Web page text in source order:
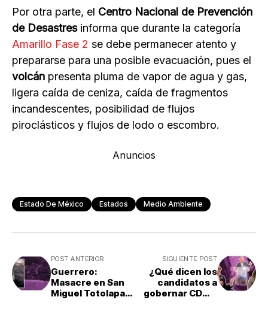
Por otra parte, el Centro Nacional de Prevención
de Desastresinforma que durante la categoría
Amarillo Fase 2 se debe permanecer atento y
prepararse para una posible evacuación, pues el
volcán presenta pluma de vapor de agua y gas,
ligera caída de ceniza, caída de fragmentos
incandescentes, posibilidad de flujos
piroclásticos y flujos de lodo o escombro.
Anuncios
Estado De México Estados Medio Ambiente
POST ANTERIOR
Guerrero:
Masacre en San
Miguel Totolapan
SIGUIENTE POST
¿Qué dicen los
candidatos a
gobernar CDMX